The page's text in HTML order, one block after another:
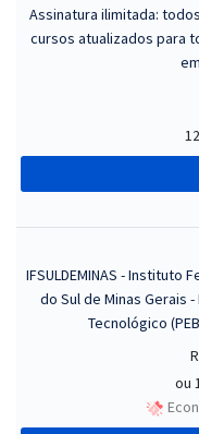
Assinatura ilimitada:
cursos atualizados para
IFSULDEMINAS - Instituto
do Sul de Minas Gerais
Tecnológico
ou